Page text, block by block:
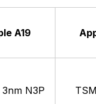
A19
N3P